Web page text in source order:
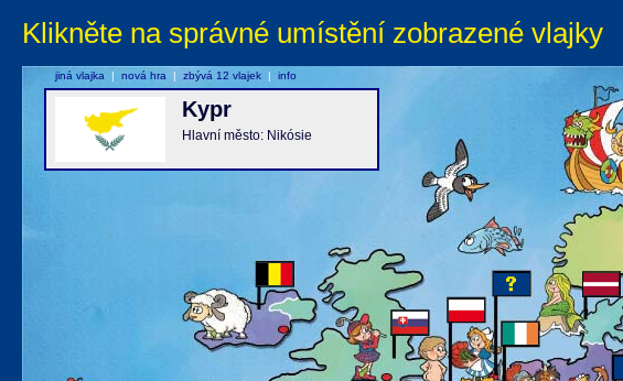
Klikněte na správné umístění zobrazené vlajky
Kypr
Hlavní město: Nikósie
jiná vlajka | nová hra | zbývá 12 vlajek | info